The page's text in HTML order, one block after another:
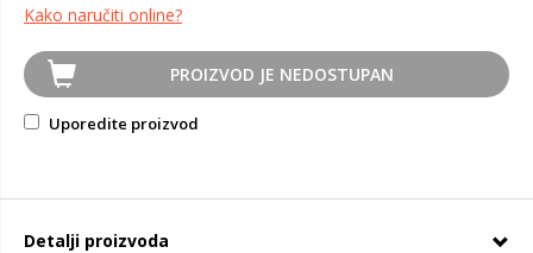
Kako naručiti online?
PROIZVOD JE NEDOSTUPAN
Uporedite proizvod
Detalji proizvoda